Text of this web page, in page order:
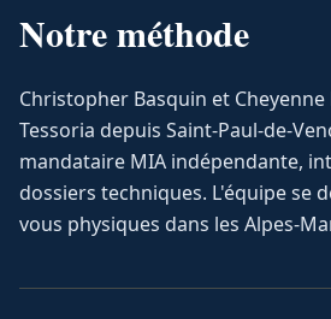
Notre méthode
Christopher Basquin et
Tessoria depuis Saint-Paul-de-
mandataire MIA indépendante,
dossiers techniques. L'équipe se
vous physiques dans les Alpes-